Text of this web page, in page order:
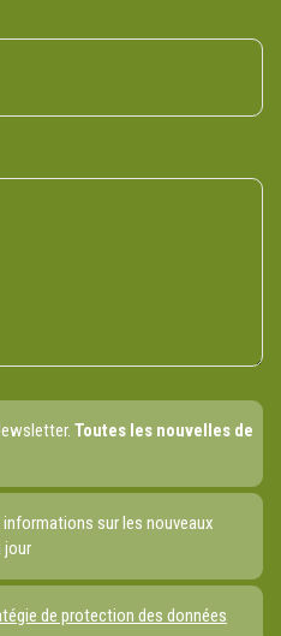
Toutes les nouvelles de
sur les nouveaux
jour
de protection des données